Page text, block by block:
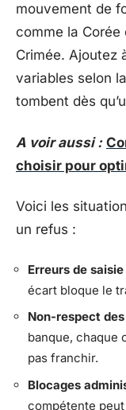
mouvement de
comme la Corée
Crimée. Ajoutez
variables selon
tombent dès
A voir aussi :
choisir pour
Voici les
un refus :
Erreurs de saisie
écart bloque le
Non-respect
banque, chaque
pas franchir.
Blocages
compétente